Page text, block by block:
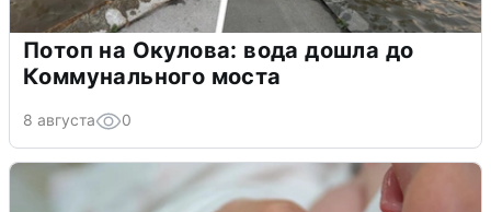
Потоп на Окулова: вода дошла до
Коммунального моста
8 августа 0